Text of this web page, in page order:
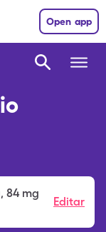
Open app
, 84 mg
Editar